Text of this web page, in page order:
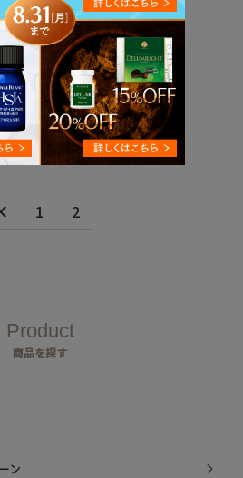
1 2
Product
商品を探す
ン